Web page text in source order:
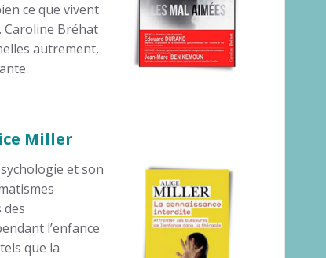
ce que vivent
Caroline Bréhat
autrement,
Miller
et son
des
l’enfance
que la